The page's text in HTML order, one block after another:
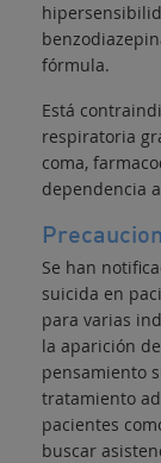
fórmula.
Está
respiratoria
coma,
dependencia
Se han
suicida en
para varias
la aparición
pensamiento
tratamiento
pacientes
buscar